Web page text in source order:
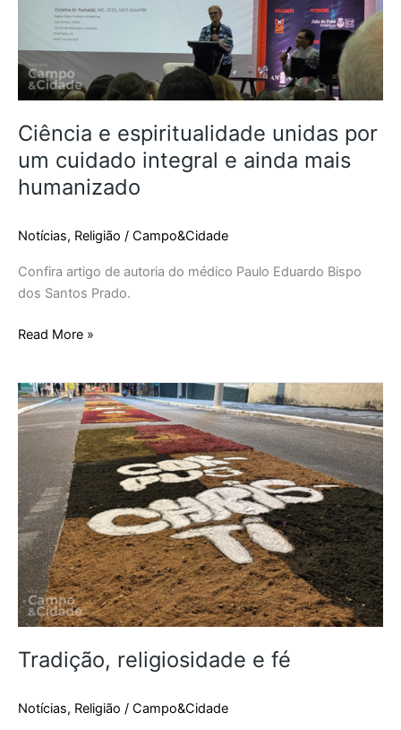
Ciência e espiritualidade unidas por
um cuidado integral e ainda mais
humanizado
Notícias, Religião / Campo&Cidade
Confira artigo de autoria do médico Paulo Eduardo Bispo
dos Santos Prado.
integral
ainda
mais
humanizado
Read More »
Tradição, religiosidade e fé
Notícias, Religião / Campo&Cidade
Tradição,
religiosidade
e
fé